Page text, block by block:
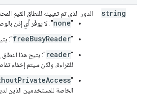
string
الدور الذي تم تعيينه للنطاق القيم
"
none": لا يوفّر أي إذن
"
freeBusyReader
":
‫"
reader": يتيح هذا
للقراءة، ولكن سيتم إخفاء
"
الخاصة للمستخدمين الذين